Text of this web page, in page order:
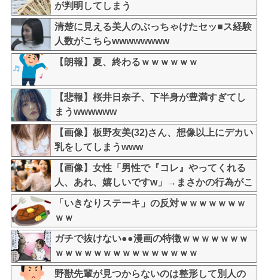
が判明してしまう
清楚に見える美人のぶっちゃけたセッ■ス経験
人数がこちらwwwwwwww
【朗報】夏、終わるｗｗｗｗｗｗ
【悲報】桜井日奈子、下半身が豊満すぎてし
まうwwwwww
【画像】板野友美(32)さん、想像以上にデカい
乳をしてしまうwww
【画像】女性「男性で『コレ』やってくれる
人、あれ、嬉しいですw」→まさかの行為がこ
ちらw w w w w w w w w
「いきなりステーキ」の反対ｗｗｗｗｗｗｗ
ｗｗ
ガチで抜けない●●漫画の特徴ｗｗｗｗｗｗｗ
ｗｗｗｗｗｗｗｗｗｗｗｗｗｗｗ
野獣先輩が見つからないのは整形して別人の